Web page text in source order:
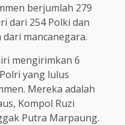
berjumlah 279
dari 254 Polki dan
mancanegara.
mengirimkan 6
yang lulus
Mereka adalah
Kompol Ruzi
Putra Marpaung.